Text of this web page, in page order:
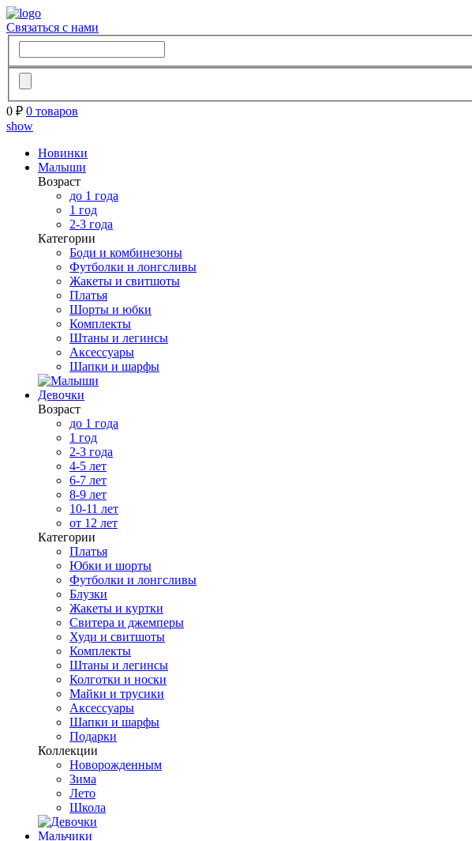
Связаться с нами
0 ₽ 0 товаров
show
Новинки
Малыши
Возраст
до 1 года
1 год
2-3 года
Категории
Боди и комбинезоны
Футболки и лонгсливы
Жакеты и свитшоты
Платья
Шорты и юбки
Комплекты
Штаны и легинсы
Аксессуары
Шапки и шарфы
Девочки
Возраст
до 1 года
1 год
2-3 года
4-5 лет
6-7 лет
8-9 лет
10-11 лет
от 12 лет
Категории
Платья
Юбки и шорты
Футболки и лонгсливы
Блузки
Жакеты и куртки
Свитера и джемперы
Худи и свитшоты
Комплекты
Штаны и легинсы
Колготки и носки
Майки и трусики
Аксессуары
Шапки и шарфы
Подарки
Коллекции
Новорожденным
Зима
Лето
Школа
Мальчики